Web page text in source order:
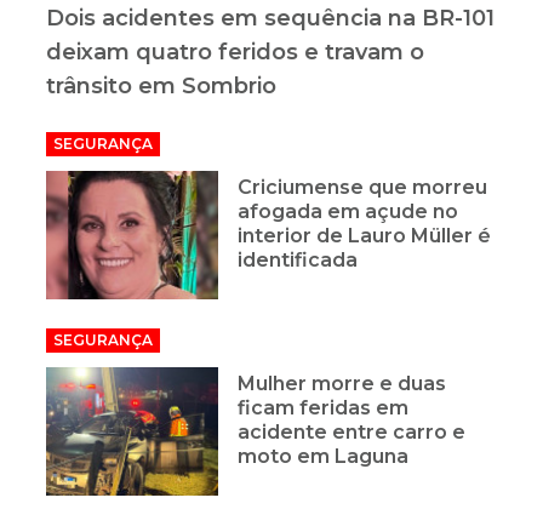
Dois acidentes em sequência na BR-101
deixam quatro feridos e travam o
trânsito em Sombrio
SEGURANÇA
Criciumense que morreu
afogada em açude no
interior de Lauro Müller é
identificada
SEGURANÇA
Mulher morre e duas
ficam feridas em
acidente entre carro e
moto em Laguna